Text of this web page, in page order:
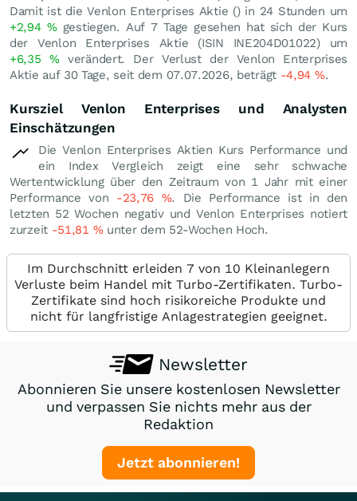
Damit ist die Venlon Enterprises Aktie () in 24 Stunden um
+2,94 %gestiegen. Auf 7 Tage gesehen hat sich der Kurs
der Venlon Enterprises Aktie (ISIN INE204D01022) um
+6,35 %verändert. Der Verlust der Venlon Enterprises
Aktie auf 30 Tage, seit dem 07.07.2026, beträgt -4,94 %.
Kursziel Venlon Enterprises und Analysten
Einschätzungen
Die Venlon Enterprises Aktien Kurs Performance und
ein Index Vergleich zeigt eine sehr schwache
Wertentwicklung über den Zeitraum von 1 Jahr mit einer
Performance von -23,76 %. Die Performance ist in den
letzten 52 Wochen negativ und Venlon Enterprises notiert
zurzeit -51,81 %unter dem 52-Wochen Hoch.
Im Durchschnitt erleiden 7 von 10 Kleinanlegern
Verluste beim Handel mit Turbo-Zertifikaten. Turbo-
Zertifikate sind hoch risikoreiche Produkte und
nicht für langfristige Anlagestrategien geeignet.
Newsletter
Abonnieren Sie unsere kostenlosen Newsletter
und verpassen Sie nichts mehr aus der
Redaktion
Jetzt abonnieren!